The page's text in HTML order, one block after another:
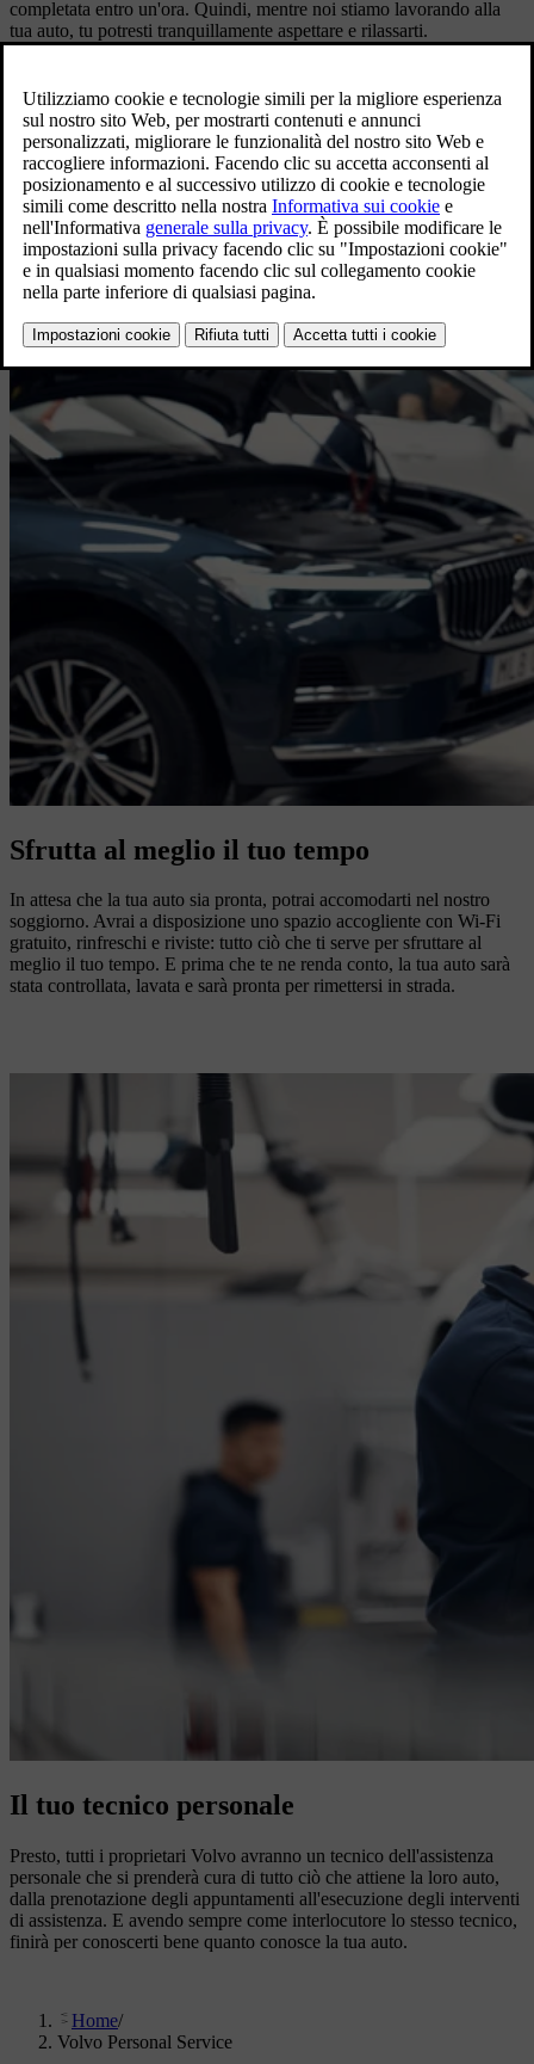
completata entro un'ora. Quindi, mentre noi stiamo lavorando alla
tua auto, tu potresti tranquillamente aspettare e rilassarti.
Sfrutta al meglio il tuo tempo
In attesa che la tua auto sia pronta, potrai accomodarti nel nostro
soggiorno. Avrai a disposizione uno spazio accogliente con Wi-Fi
gratuito, rinfreschi e riviste: tutto ciò che ti serve per sfruttare al
meglio il tuo tempo. E prima che te ne renda conto, la tua auto sarà
stata controllata, lavata e sarà pronta per rimettersi in strada.
Il tuo tecnico personale
Presto, tutti i proprietari Volvo avranno un tecnico dell'assistenza
personale che si prenderà cura di tutto ciò che attiene la loro auto,
dalla prenotazione degli appuntamenti all'esecuzione degli interventi
di assistenza. E avendo sempre come interlocutore lo stesso tecnico,
finirà per conoscerti bene quanto conosce la tua auto.
Home/
Volvo Personal Service